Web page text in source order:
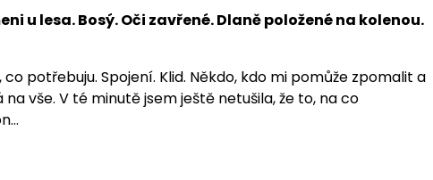
u lesa. Bosý. Oči zavřené. Dlaně položené na kolenou.
potřebuju. Spojení. Klid. Někdo, kdo mi pomůže zpomalit a
vše. V té minutě jsem ještě netušila, že to, na co